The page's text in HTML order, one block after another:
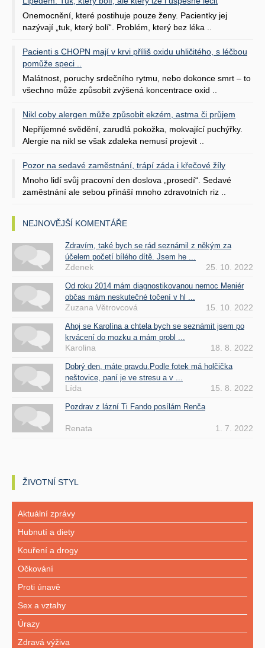
Onemocnění, které postihuje pouze ženy. Pacientky jej
nazývají „tuk, který bolí“. Problém, který bez léka ..
Pacienti s CHOPN mají v krvi příliš oxidu uhličitého, s léčbou
pomůže speci ..
Malátnost, poruchy srdečního rytmu, nebo dokonce smrt – to
všechno může způsobit zvýšená koncentrace oxid ..
Nikl coby alergen může způsobit ekzém, astma či průjem
Nepříjemné svědění, zarudlá pokožka, mokvající puchýřky.
Alergie na nikl se však zdaleka nemusí projevit ..
Pozor na sedavé zaměstnání, trápí záda i křečové žíly
Mnoho lidí svůj pracovní den doslova „prosedí“. Sedavé
zaměstnání ale sebou přináší mnoho zdravotních riz ..
NEJNOVĚJŠÍ KOMENTÁŘE
Zdravím, také bych se rád seznámil z někým za
účelem početí bílého dítě. Jsem he ...
Zdenek 25. 10. 2022
Od roku 2014 mám diagnostikovanou nemoc Meniér
občas mám neskutečné točení v hl ...
Zuzana Větrovcová 15. 10. 2022
Ahoj se Karolína a chtela bych se seznámit jsem po
krvácení do mozku a mám probl ...
Karolina 18. 8. 2022
Dobrý den, máte pravdu.Podle fotek má holčička
neštovice, paní je ve stresu a v ...
Lída 15. 8. 2022
Pozdrav z lázní Ti Fando posílám Renča
Renata 1. 7. 2022
ŽIVOTNÍ STYL
Aktuální zprávy
Hubnutí a diety
Kouření a drogy
Očkování
Proti únavě
Sex a vztahy
Úrazy
Zdravá výživa